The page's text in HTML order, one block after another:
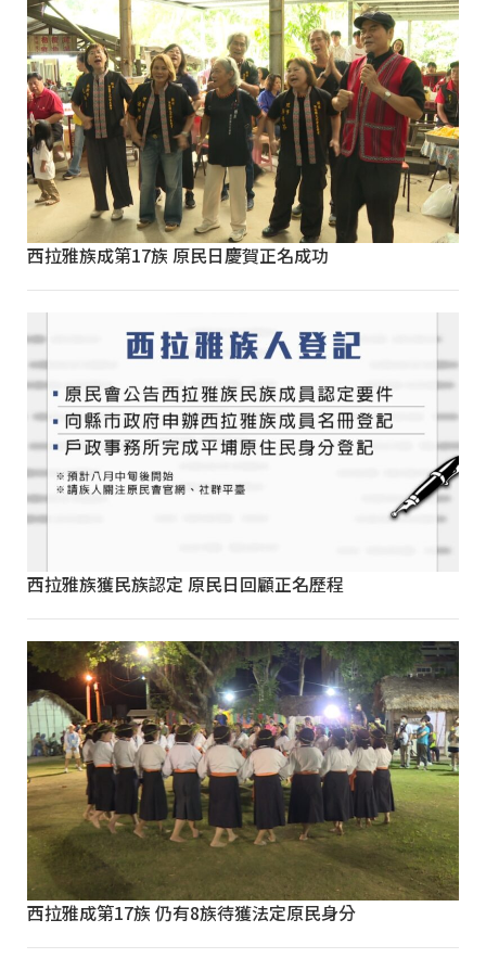
西拉雅族成第17族 原民日慶賀正名成功
西拉雅族獲民族認定 原民日回顧正名歷程
西拉雅成第17族 仍有8族待獲法定原民身分